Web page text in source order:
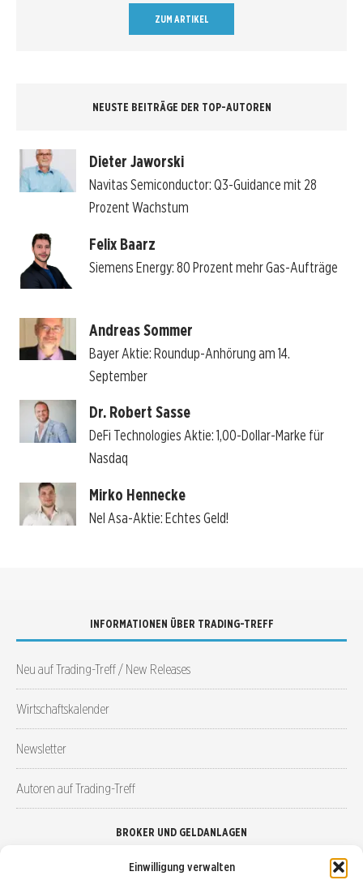
Einwilligung verwalten
ZUM ARTIKEL
NEUSTE BEITRÄGE DER TOP-AUTOREN
Dieter Jaworski
Navitas Semiconductor: Q3-Guidance mit 28
Prozent Wachstum
Felix Baarz
Siemens Energy: 80 Prozent mehr Gas-Aufträge
Andreas Sommer
Bayer Aktie: Roundup-Anhörung am 14.
September
Dr. Robert Sasse
DeFi Technologies Aktie: 1,00-Dollar-Marke für
Nasdaq
Mirko Hennecke
Nel Asa-Aktie: Echtes Geld!
INFORMATIONEN ÜBER TRADING-TREFF
Neu auf Trading-Treff / New Releases
Wirtschaftskalender
Newsletter
Autoren auf Trading-Treff
BROKER UND GELDANLAGEN